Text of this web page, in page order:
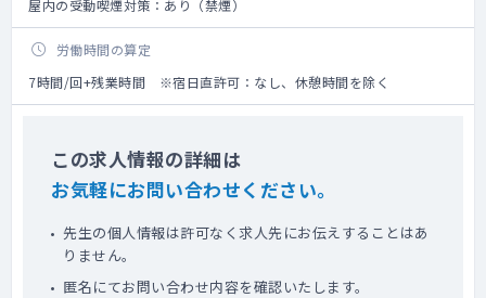
屋内の受動喫煙対策：あり（禁煙）
労働時間の算定
7時間/回+残業時間 ※宿日直許可：なし、休憩時間を除く
この求人情報の詳細は
お気軽にお問い合わせください。
先生の個人情報は許可なく求人先にお伝えすることはあ
りません。
匿名にてお問い合わせ内容を確認いたします。